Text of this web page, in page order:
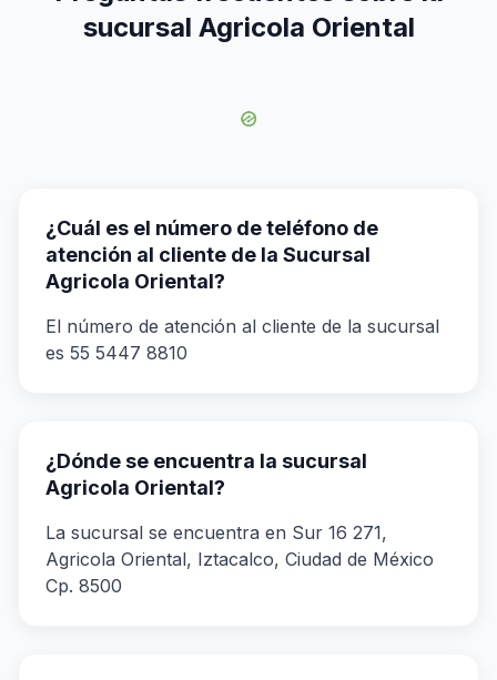
sucursal Agricola Oriental
¿Cuál es el número de teléfono de
atención al cliente de la Sucursal
Agricola Oriental?
El número de atención al cliente de la sucursal
es 55 5447 8810
¿Dónde se encuentra la sucursal
Agricola Oriental?
La sucursal se encuentra en Sur 16 271,
Agricola Oriental, Iztacalco, Ciudad de México
Cp. 8500